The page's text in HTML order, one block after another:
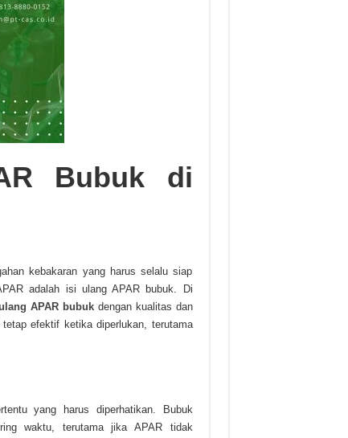
Bubuk di
kebakaran yang harus selalu siap
adalah isi ulang APAR bubuk. Di
APAR bubukdengan kualitas dan
efektif ketika diperlukan, terutama
yang harus diperhatikan. Bubuk
waktu, terutama jika APAR tidak